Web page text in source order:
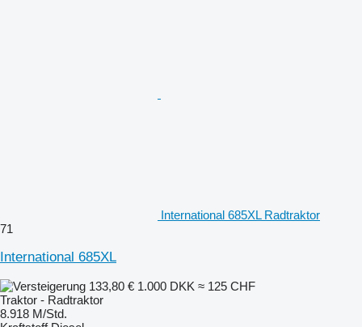
International 685XL Radtraktor
71
International 685XL
133,80 € 1.000 DKK ≈ 125 CHF
Traktor - Radtraktor
8.918 M/Std.